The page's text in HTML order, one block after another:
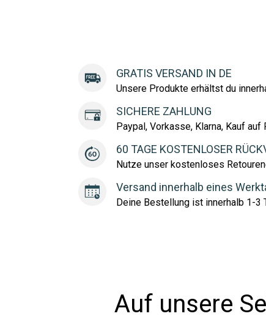
GRATIS VERSAND IN DE
Unsere Produkte erhältst du
SICHERE ZAHLUNG
Paypal, Vorkasse, Klarna, Kauf
60 TAGE KOSTENLOSER
Nutze unser kostenloses
Versand innerhalb eines
Deine Bestellung ist innerhalb 1-3
Auf unsere